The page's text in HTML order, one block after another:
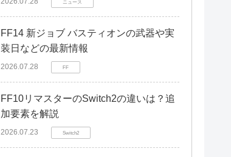
ニュース
FF14 新ジョブ バスティオンの武器や実
装日などの最新情報
2026.07.28 FF
FF10リマスターのSwitch2の違いは？追
加要素を解説
2026.07.23 Switch2